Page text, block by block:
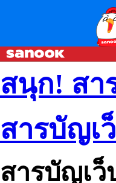
สนุก! สา
สารบัญเ
สารบัญเว็